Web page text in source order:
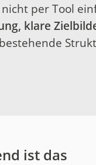
per Tool
klare
ist das